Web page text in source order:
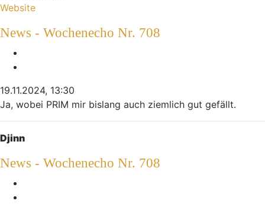
Kontaktdaten von Mikej
Website
News - Wochenecho Nr. 708
19.11.2024, 13:30
Ja, wobei PRIM mir bislang auch ziemlich gut gefällt.
Djinn
News - Wochenecho Nr. 708